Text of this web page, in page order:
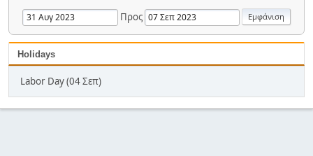
Προς
Holidays
Labor Day (04 Σεπ)